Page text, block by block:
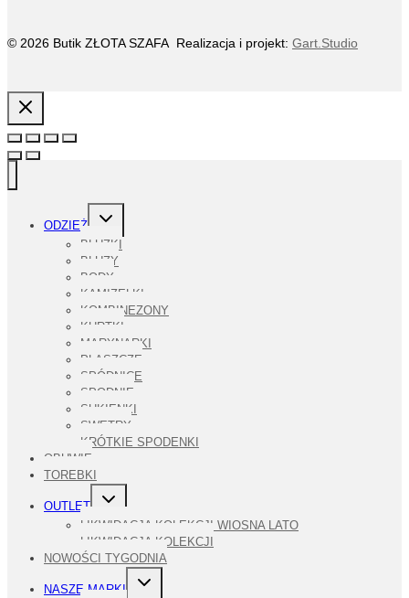
© 2026 Butik ZŁOTA SZAFA Realizacja i projekt: Gart.Studio
ODZIEŻ
PRZEŁĄCZ
PODRZĘDNE
BLUZKI
BLUZY
BODY
KAMIZELKI
KOMBINEZONY
KURTKI
MARYNARKI
PŁASZCZE
SPÓDNICE
SPODNIE
SUKIENKI
SWETRY
KRÓTKIE SPODENKI
OBUWIE
TOREBKI
OUTLET
PRZEŁĄCZ
MENU
PODRZĘDNE
LIKWIDACJA KOLEKCJI WIOSNA LATO
LIKWIDACJA KOLEKCJI
NOWOŚCI TYGODNIA
NASZE MARKI
PRZEŁĄCZ